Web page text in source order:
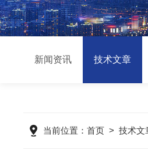
新闻资讯 技术文章
当前位置：首页 >技术文